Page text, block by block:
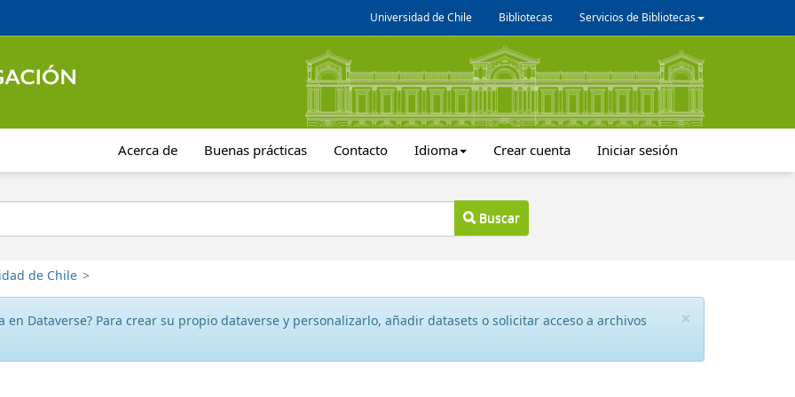
Universidad de Chile Bibliotecas Servicios de Bibliotecas
Acerca de Buenas prácticas Contacto Idioma Crear cuenta Iniciar sesión
Buscar
de Chile >
×
en Dataverse? Para crear su propio dataverse y personalizarlo, añadir datasets o solicitar acceso a archivos